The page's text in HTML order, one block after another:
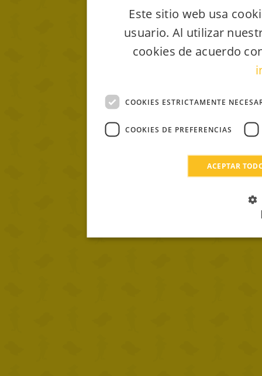
Este sitio web usa
usuario. Al utilizar
cookies de acuerdo
COOKIES ESTRICTAMENTE
COOKIES DE PREFERENCIAS
ACEPTAR